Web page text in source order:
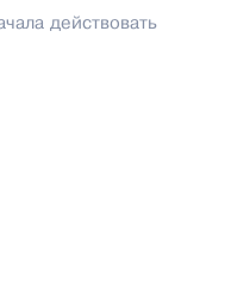
действовать